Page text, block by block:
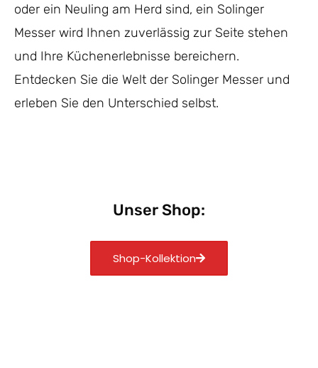
oder ein Neuling am Herd sind, ein Solinger
Messer wird Ihnen zuverlässig zur Seite stehen
und Ihre Küchenerlebnisse bereichern.
Entdecken Sie die Welt der Solinger Messer und
erleben Sie den Unterschied selbst.
Unser Shop:
Shop-Kollektion